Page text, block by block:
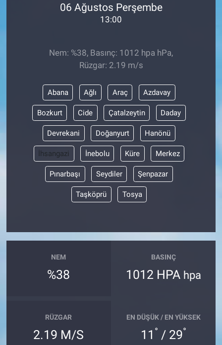
06 Ağustos Perşembe
13:00
Nem: %38, Basınç: 1012 hpa hPa,
Rüzgar: 2.19 m/s
Abana Ağlı Araç Azdavay
Bozkurt Cide Çatalzeytin Daday
Devrekani Doğanyurt Hanönü
İhsangazi İnebolu Küre Merkez
Pınarbaşı Seydiler Şenpazar
Taşköprü Tosya
NEM
%38
BASINÇ
1012 HPA hpa
RÜZGAR
2.19 M/S
EN DÜŞÜK / EN YÜKSEK
11 ° / 29°